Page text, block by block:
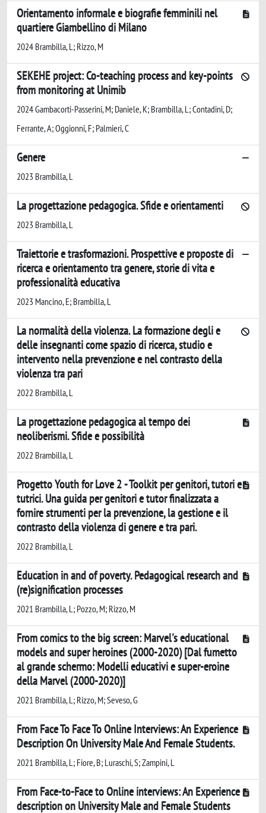
Orientamento informale e biografie femminili nel
quartiere Giambellino di Milano
2024 Brambilla, L; Rizzo, M
SEKEHE project: Co-teaching process and key-points
from monitoring at Unimib
2024 Gambacorti-Passerini, M; Daniele, K; Brambilla, L; Contadini, D;
Ferrante, A; Oggionni, F; Palmieri, C
Genere
2023 Brambilla, L
La progettazione pedagogica. Sfide e orientamenti
2023 Brambilla, L
Traiettorie e trasformazioni. Prospettive e proposte di
ricerca e orientamento tra genere, storie di vita e
professionalità educativa
2023 Mancino, E; Brambilla, L
La normalità della violenza. La formazione degli e
delle insegnanti come spazio di ricerca, studio e
intervento nella prevenzione e nel contrasto della
violenza tra pari
2022 Brambilla, L
La progettazione pedagogica al tempo dei
neoliberismi. Sfide e possibilità
2022 Brambilla, L
Progetto Youth for Love 2 - Toolkit per genitori, tutori e
tutrici. Una guida per genitori e tutor finalizzata a
fornire strumenti per la prevenzione, la gestione e il
contrasto della violenza di genere e tra pari.
2022 Brambilla, L
Education in and of poverty. Pedagogical research and
(re)signification processes
2021 Brambilla, L; Pozzo, M; Rizzo, M
From comics to the big screen: Marvel's educational
models and super heroines (2000-2020) [Dal fumetto
al grande schermo: Modelli educativi e super-eroine
della Marvel (2000-2020)]
2021 Brambilla, L; Rizzo, M; Seveso, G
From Face To Face To Online Interviews: An Experience
Description On University Male And Female Students.
2021 Brambilla, L; Fiore, B; Luraschi, S; Zampini, L
From Face-to-Face to Online interviews: An Experience
description on University Male and Female Students